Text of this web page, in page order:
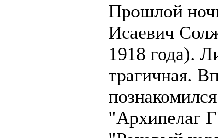
Прошлой
Исаевич
1918 года).
трагичная.
"Архипелаг